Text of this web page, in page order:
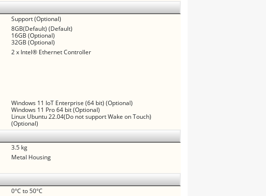
Support (Optional)
8GB(Default) (Default)
16GB (Optional)
32GB (Optional)
2 x Intel® Ethernet Controller
Windows 11 IoT Enterprise (64 bit) (Optional)
Windows 11 Pro 64 bit (Optional)
Linux Ubuntu 22.04(Do not support Wake on Touch)
(Optional)
3.5 kg
Metal Housing
0°C to 50°C